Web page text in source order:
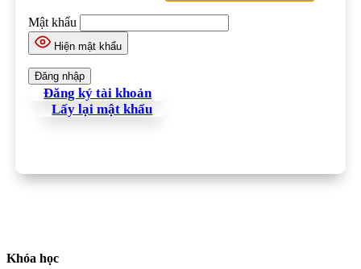
Mật khẩu
Hiện mật khẩu
Đăng ký tài khoản
Lấy lại mật khẩu
Khóa học